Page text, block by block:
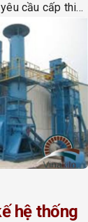
cầu cấp thiết
sức khỏe cộng
luyện kim,
khí độc hại
hệ thống